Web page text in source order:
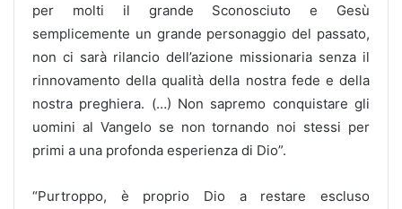
per molti il grande Sconosciuto e Gesù
semplicemente un grande personaggio del passato,
non ci sarà rilancio dell’azione missionaria senza il
rinnovamento della qualità della nostra fede e della
nostra preghiera. (…) Non sapremo conquistare gli
uomini al Vangelo se non tornando noi stessi per
primi a una profonda esperienza di Dio”.
“Purtroppo, è proprio Dio a restare escluso